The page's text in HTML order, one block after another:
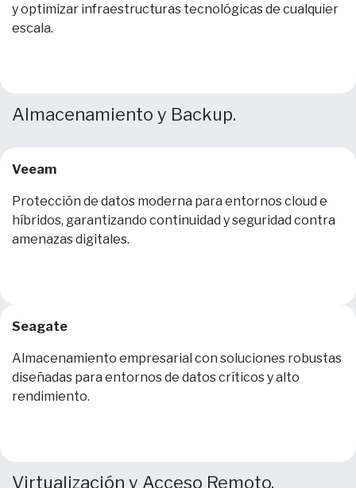
y optimizar infraestructuras tecnológicas de cualquier
escala.
Almacenamiento y Backup.
Veeam
Protección de datos moderna para entornos cloud e
híbridos, garantizando continuidad y seguridad contra
amenazas digitales.
Seagate
Almacenamiento empresarial con soluciones robustas
diseñadas para entornos de datos críticos y alto
rendimiento.
Virtualización y Acceso Remoto.